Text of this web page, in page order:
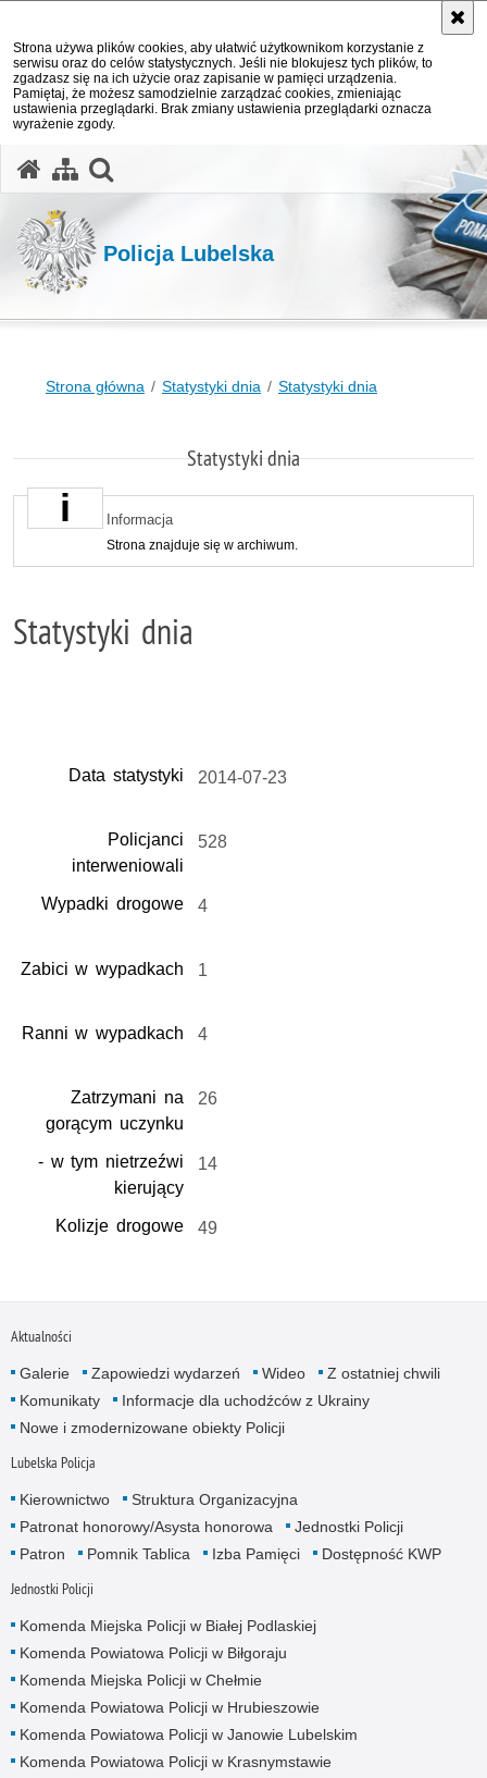
Strona używa plików cookies, aby ułatwić użytkownikom korzystanie z
serwisu oraz do celów statystycznych. Jeśli nie blokujesz tych plików, to
zgadzasz się na ich użycie oraz zapisanie w pamięci urządzenia.
Pamiętaj, że możesz samodzielnie zarządzać cookies, zmieniając
ustawienia przeglądarki. Brak zmiany ustawienia przeglądarki oznacza
wyrażenie zgody.
Policja Lubelska
Strona główna Statystyki dnia Statystyki dnia
Statystyki dnia
Informacja
Strona znajduje się w archiwum.
Statystyki dnia
Data statystyki 2014-07-23
Policjanci
interweniowali
528
Wypadki drogowe 4
Zabici w wypadkach 1
Ranni w wypadkach 4
Zatrzymani na
gorącym uczynku
26
- w tym nietrzeźwi
kierujący
14
Kolizje drogowe 49
Aktualności
Galerie Zapowiedzi wydarzeń Wideo
Z ostatniej chwili
Komunikaty
Informacje dla uchodźców z Ukrainy
Nowe i zmodernizowane obiekty Policji
Lubelska Policja
Kierownictwo
Struktura Organizacyjna
Patronat honorowy/Asysta honorowa
Jednostki Policji
Patron
Pomnik Tablica Izba Pamięci Dostępność KWP
Jednostki Policji
Komenda Miejska Policji w Białej Podlaskiej
Komenda Powiatowa Policji w Biłgoraju
Komenda Miejska Policji w Chełmie
Komenda Powiatowa Policji w Hrubieszowie
Komenda Powiatowa Policji w Janowie Lubelskim
Komenda Powiatowa Policji w Krasnymstawie